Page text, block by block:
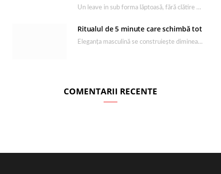
Un leave in sub forma lăptoasă, fără clătire care completează rutina Ultimate Smooth și transformă…
Ritualul de 5 minute care schimbă tot
Eleganța masculină se construiește dimineața, în câteva minute și cu produsele potrivite. O rutină de…
COMENTARII RECENTE